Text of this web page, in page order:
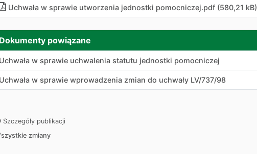
Uchwała w sprawie utworzenia jednostki pomocniczej.pdf (580,21 kB)
powiązane
w sprawie uchwalenia statutu jednostki pomocniczej
w sprawie wprowadzenia zmian do uchwały LV/737/98
Szczegóły publikacji
zmiany